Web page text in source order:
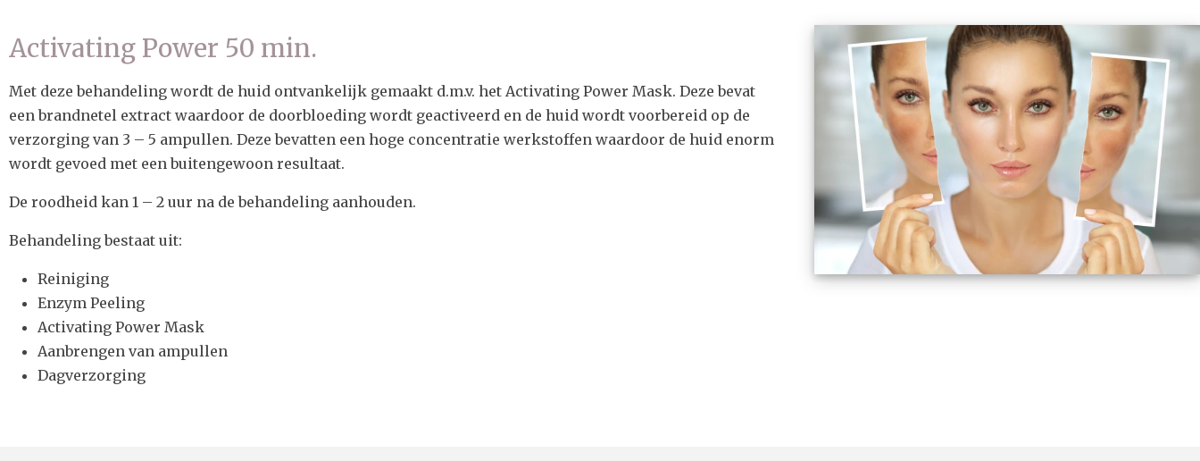
Activating Power 50 min.
Met deze behandeling wordt de huid ontvankelijk gemaakt d.m.v. het Activating Power Mask. Deze bevat
een brandnetel extract waardoor de doorbloeding wordt geactiveerd en de huid wordt voorbereid op de
verzorging van 3 – 5 ampullen. Deze bevatten een hoge concentratie werkstoffen waardoor de huid enorm
wordt gevoed met een buitengewoon resultaat.
De roodheid kan 1 – 2 uur na de behandeling aanhouden.
Behandeling bestaat uit:
Reiniging
Enzym Peeling
Activating Power Mask
Aanbrengen van ampullen
Dagverzorging